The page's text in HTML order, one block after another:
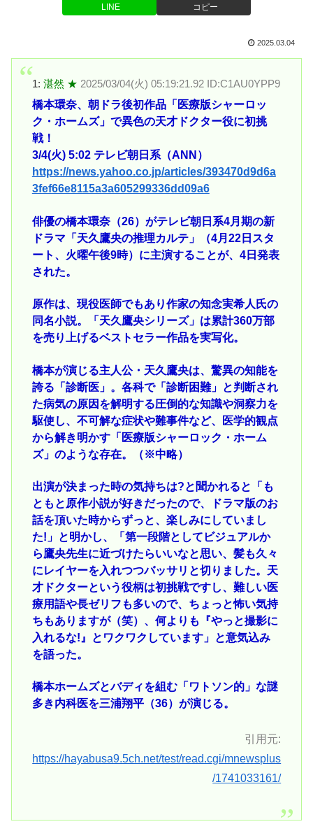
LINE コピー
2025.03.04
1: 湛然 ★ 2025/03/04(火) 05:19:21.92 ID:C1AU0YPP9
橋本環奈、朝ドラ後初作品「医療版シャーロッ
ク・ホームズ」で異色の天才ドクター役に初挑
戦！
3/4(火) 5:02 テレビ朝日系（ANN）
https://news.yahoo.co.jp/articles/393470d9d6a
3fef66e8115a3a605299336dd09a6
俳優の橋本環奈（26）がテレビ朝日系4月期の新
ドラマ「天久鷹央の推理カルテ」（4月22日スタ
ート、火曜午後9時）に主演することが、4日発表
された。
原作は、現役医師でもあり作家の知念実希人氏の
同名小説。「天久鷹央シリーズ」は累計360万部
を売り上げるベストセラー作品を実写化。
橋本が演じる主人公・天久鷹央は、驚異の知能を
誇る「診断医」。各科で「診断困難」と判断され
た病気の原因を解明する圧倒的な知識や洞察力を
駆使し、不可解な症状や難事件など、医学的観点
から解き明かす「医療版シャーロック・ホーム
ズ」のような存在。（※中略）
出演が決まった時の気持ちは?と聞かれると「も
ともと原作小説が好きだったので、ドラマ版のお
話を頂いた時からずっと、楽しみにしていまし
た!」と明かし、「第一段階としてビジュアルか
ら鷹央先生に近づけたらいいなと思い、髪も久々
にレイヤーを入れつつバッサリと切りました。天
才ドクターという役柄は初挑戦ですし、難しい医
療用語や長ゼリフも多いので、ちょっと怖い気持
ちもありますが（笑）、何よりも『やっと撮影に
入れるな!』とワクワクしています」と意気込み
を語った。
橋本ホームズとバディを組む「ワトソン的」な謎
多き内科医を三浦翔平（36）が演じる。
引用元:
https://hayabusa9.5ch.net/test/read.cgi/mnewsplus
/1741033161/